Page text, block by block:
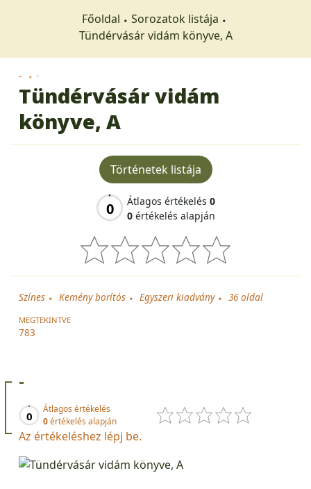
Főoldal
Sorozatok listája
Tündérvásár vidám könyve, A
- -
Tündérvásár vidám
könyve, A
Történetek listája
0 Átlagos értékelés 0
0 értékelés alapján
Színes Kemény borítós Egyszeri kiadvány 36oldal
MEGTEKINTVE
783
-
0
Átlagos értékelés
0értékelés alapján
Az értékeléshez lépj be.